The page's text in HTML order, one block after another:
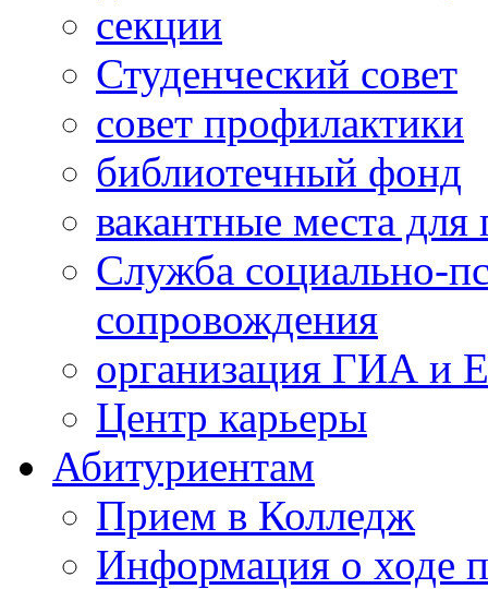
секции
Студенческий совет
совет профилактики
библиотечный фонд
вакантные места
Служба социально-
сопровождения
организация ГИА и
Центр карьеры
Абитуриентам
Прием в Колледж
Информация о ходе